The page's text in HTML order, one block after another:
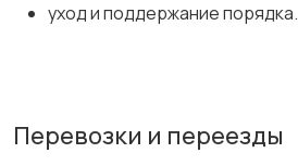
уход и поддержание порядка.
Перевозки и переезды